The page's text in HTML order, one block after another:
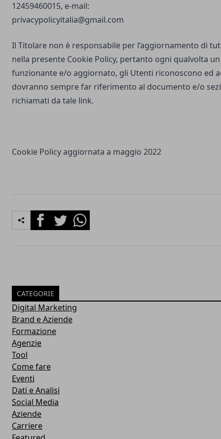
12459460015, e-mail:
privacypolicyitalia@gmail.com
Il Titolare non è responsabile per l’aggiornamento di
nella presente Cookie Policy, pertanto ogni qualvolta
funzionante e/o aggiornato, gli Utenti riconoscono ed
dovranno sempre far riferimento al documento e/o
richiamati da tale link.
Cookie Policy aggiornata a maggio 2022
FacebookTwitterWhatsapp
CATEGORIE
Digital Marketing
Brand e Aziende
Formazione
Agenzie
Tool
Come fare
Eventi
Dati e Analisi
Social Media
Aziende
Carriere